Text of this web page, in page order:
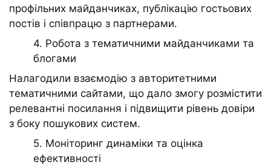
профільних майданчиках, публікацію гостьових
постів і співпрацю з партнерами.
4. Робота з тематичними майданчиками та
блогами
Налагодили взаємодію з авторитетними
тематичними сайтами, що дало змогу розмістити
релевантні посилання і підвищити рівень довіри
з боку пошукових систем.
5. Моніторинг динаміки та оцінка
ефективності